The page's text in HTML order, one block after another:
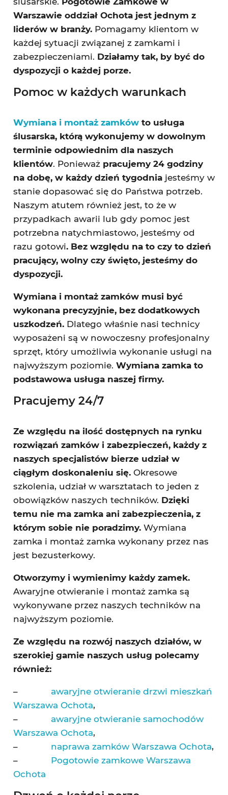
Warszawie oddział Ochota jest jednym z
liderów w branży.Pomagamy klientom w
każdej sytuacji związanej z zamkami i
zabezpieczeniami. Działamy tak, by być do
dyspozycji o każdej porze.
Pomoc w każdych warunkach
Wymiana i montaż zamkówto usługa
ślusarska, którą wykonujemy w dowolnym
terminie odpowiednim dla naszych
klientów. Ponieważ pracujemy 24 godziny
na dobę, w każdy dzień tygodniajesteśmy w
stanie dopasować się do Państwa potrzeb.
Naszym atutem również jest, to że w
przypadkach awarii lub gdy pomoc jest
potrzebna natychmiastowo, jesteśmy od
razu gotowi. Bez względu na to czy to dzień
pracujący, wolny czy święto, jesteśmy do
dyspozycji.
Wymiana i montaż zamków musi być
wykonana precyzyjnie, bez dodatkowych
uszkodzeń.Dlatego właśnie nasi technicy
wyposażeni są w nowoczesny profesjonalny
sprzęt, który umożliwia wykonanie usługi na
najwyższym poziomie. Wymiana zamka to
podstawowa usługa naszej firmy.
Pracujemy 24/7
Ze względu na ilość dostępnych na rynku
rozwiązań zamków i zabezpieczeń, każdy z
naszych specjalistów bierze udział w
ciągłym doskonaleniu się.Okresowe
szkolenia, udział w warsztatach to jeden z
obowiązków naszych techników. Dzięki
temu nie ma zamka ani zabezpieczenia, z
którym sobie nie poradzimy.Wymiana
zamka i montaż zamka wykonany przez nas
jest bezusterkowy.
Otworzymy i wymienimy każdy zamek.
Awaryjne otwieranie i montaż zamka są
wykonywane przez naszych techników na
najwyższym poziomie.
Ze względu na rozwój naszych działów, w
szerokiej gamie naszych usług polecamy
również:
– awaryjne otwieranie drzwi mieszkań
Warszawa Ochota,
– awaryjne otwieranie samochodów
Warszawa Ochota,
– naprawa zamków Warszawa Ochota,
– Pogotowie zamkowe Warszawa
Ochota